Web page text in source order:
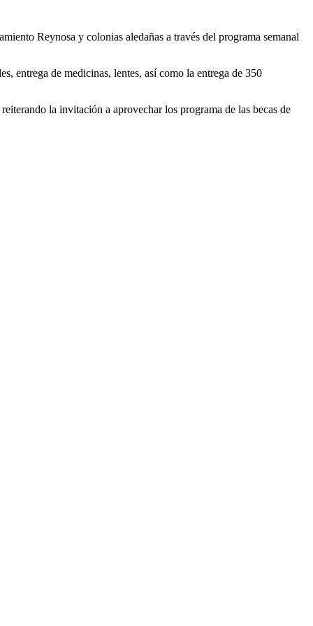
Reynosa y colonias aledañas a través del programa semanal
entrega de medicinas, lentes, así como la entrega de 350
la invitación a aprovechar los programa de las becas de